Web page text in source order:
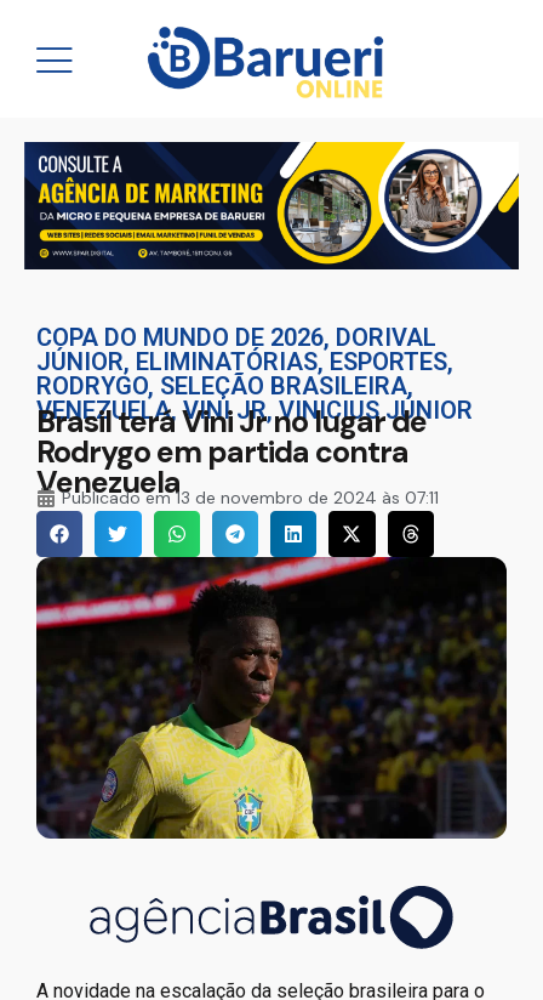
COPA DO MUNDO DE 2026, DORIVAL
JÚNIOR, ELIMINATÓRIAS, ESPORTES,
RODRYGO, SELEÇÃO BRASILEIRA,
VENEZUELA,VINI JR,VINICIUS JÚNIOR
Brasil terá Vini Jr no lugar de
Rodrygo em partida contra
Venezuela
Publicado em13 de novembro de 2024 às 07:11
A novidade na escalação da seleção brasileira para o